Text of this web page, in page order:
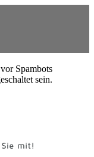
Spambots
sein.